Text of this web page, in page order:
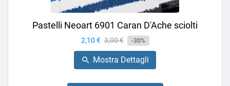
Pastelli Neoart 6901 Caran D'Ache sciolti
Prezzo
2,10 € Prezzo
base
3,00 € -30%
 Mostra Dettagli